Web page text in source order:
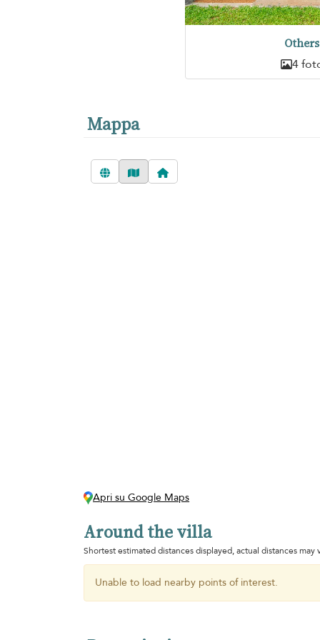
Others
4
Mappa
Apri su Google Maps
Around the villa
Shortest estimated distances displayed, actual distances may
Unable to load nearby points of interest.